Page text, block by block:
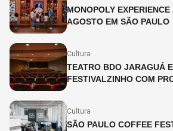
MONOPOLY
AGOSTO EM SÃO PAULO
Cultura
TEATRO BDO JARAGUÁ
FESTIVALZINHO COM
Cultura
SÃO PAULO COFFEE